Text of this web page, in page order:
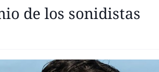
de los sonidistas